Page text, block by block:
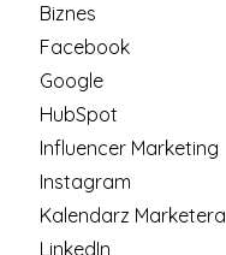
Biznes
Facebook
Google
HubSpot
Influencer Marketing
Instagram
Kalendarz Marketera
LinkedIn